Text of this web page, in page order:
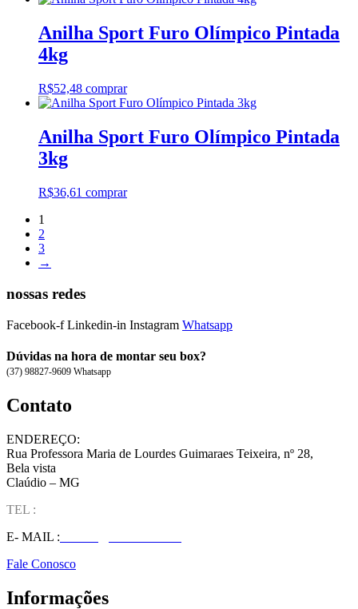
Anilha Sport Furo Olímpico Pintada
4kg
R$52,48 comprar
Anilha Sport Furo Olímpico Pintada
3kg
R$36,61 comprar
1
2
3
→
nossas redes
Facebook-f Linkedin-in Instagram Whatsapp
Dúvidas na hora de montar seu box?
(37) 98827-9609 Whatsapp
Contato
ENDEREÇO:
Rua Professora Maria de Lourdes Guimaraes Teixeira, nº 28,
Bela vista
Claúdio – MG
TEL :
E- MAIL :
Fale Conosco
Informações